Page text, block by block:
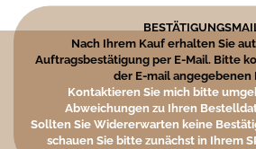
Nach Ihrem Kauf erhalten Sie
Auftragsbestätigung per E-Mail. Bitte
der E-mail angegebenen
Kontaktieren Sie mich bitte
Abweichungen zu Ihren
Sollten Sie Widererwarten keine
schauen Sie bitte zunächst in Ihrem